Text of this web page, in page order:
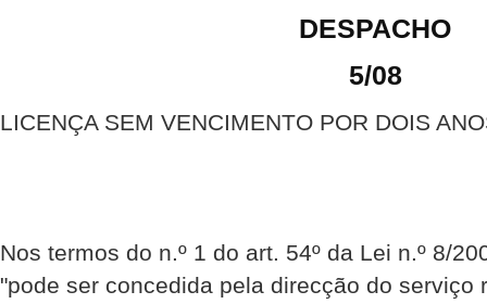
DESPACHO
5/08
LICENÇA SEM VENCIMENTO POR DOIS
Nos termos do n.º 1 do art. 54º da Lei n.º 8/
"pode ser concedida pela direcção do serviço